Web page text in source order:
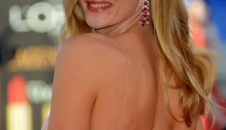
FOTO
CONCORSI
EVENTI
VIDEO